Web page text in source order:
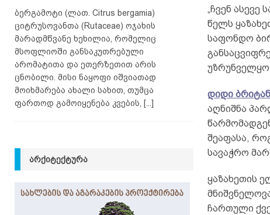
„ჩვენ
წელს
საფონდო
უზრუნველყო
დიდი
აღნიშნა
შეაფასა,
სავაჭრო
ყაზახეთის
ჩართული
ბერგამოტი (ლათ. Citrus bergamia)
ციტრუსოვანთა (Rutaceae) ოჯახის
მარადმწვანე ხეხილია, რომელიც
მსოფლიოში განსაკუთრებული
არომატითა და ეთერზეთით არის
ცნობილი. მისი ნაყოფი იშვიათად
მოიხმარება ახალი სახით, თუმცა
ფართოდ გამოიყენება კვების,
[...]
ᲐᲠᲥᲘᲢᲔᲥᲢᲣᲠᲐ